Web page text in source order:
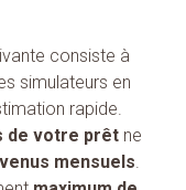
consiste à
simulateurs en
rapide.
de votre prêt ne
mensuels.